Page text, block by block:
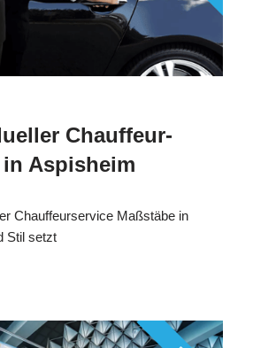
Chauffeur-
Aspisheim
Chauffeurservice Maßstäbe in
Stil setzt